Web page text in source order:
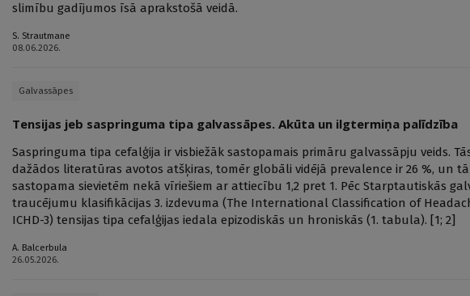
slimību gadījumos īsā aprakstošā veidā.
S. Strautmane
08.06.2026.
Galvassāpes
Tensijas jeb saspringuma tipa galvassāpes. Akūta un ilgtermiņa palīdzība
Saspringuma tipa cefalģija ir visbiežāk sastopamais primāru galvassāpju veids.
dažādos literatūras avotos atšķiras, tomēr globāli vidējā prevalence ir 26 %, un
sastopama sievietēm nekā vīriešiem ar attiecību 1,2 pret 1. Pēc Starptautiskās
traucējumu klasifikācijas 3. izdevuma (The International Classification of
ICHD-3) tensijas tipa cefalģijas iedala epizodiskās un hroniskās (1. tabula). [1; 2]
A. Balcerbula
26.05.2026.